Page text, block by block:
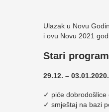
Ulazak u Novu
i ovu Novu 2021
Stari program
29.12. – 03.01.2020.
✓ piće dobrodošlice
✓ smještaj na bazi